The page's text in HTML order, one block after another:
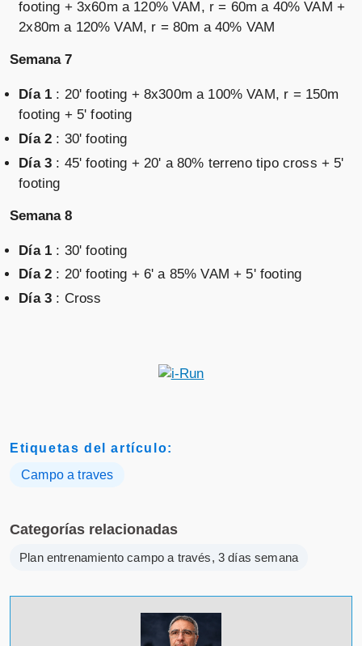
footing + 3x60m a 120% VAM, r = 60m a 40% VAM +
2x80m a 120% VAM, r = 80m a 40% VAM
Semana 7
Día 1 : 20' footing + 8x300m a 100% VAM, r = 150m
footing + 5' footing
Día 2 : 30' footing
Día 3 : 45' footing + 20' a 80% terreno tipo cross + 5'
footing
Semana 8
Día 1 : 30' footing
Día 2 : 20' footing + 6' a 85% VAM + 5' footing
Día 3 : Cross
Etiquetas del artículo:
Campo a traves
Categorías relacionadas
Plan entrenamiento campo a través, 3 días semana